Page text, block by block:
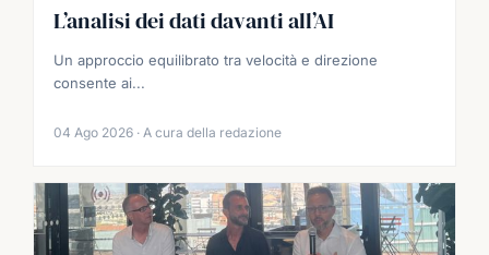
L’analisi dei dati davanti all’AI
Un approccio equilibrato tra velocità e direzione
consente ai...
04 Ago 2026 · A cura della redazione